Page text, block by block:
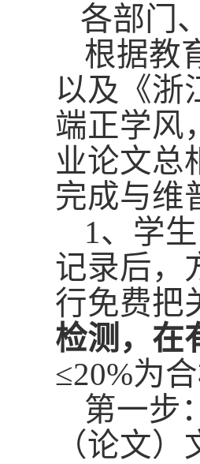
各部门
根据教
以及《浙
端正学风
业论文总
完成与维
1、学
记录后，
行免费把
检测，在
≤20%为
第一步
（论文）